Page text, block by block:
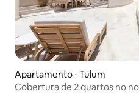
Apartamento ⋅ Tulum
Cobertura de 2 quartos no